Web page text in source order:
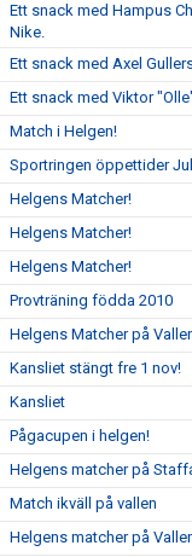
Ett snack med Hampus
Nike.
Ett snack med Axel
Ett snack med Viktor
Match i Helgen!
Sportringen öppettider
Helgens Matcher!
Helgens Matcher!
Helgens Matcher!
Provträning födda 2010
Helgens Matcher på
Kansliet stängt fre 1 nov!
Kansliet
Pågacupen i helgen!
Helgens matcher på
Match ikväll på vallen
Helgens matcher på